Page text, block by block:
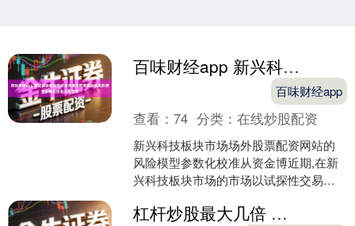
百味财经app 新兴科技板块市场场外股票配资网站的风险模型参数化校准从资金博
百味财经app
查看：74 分类：在线炒股配资
新兴科技板块市场场外股票配资网站的
风险模型参数化校准从资金博近期,在新
兴科技板块市场的市场以试探性交易为
题再度升温。线上....
杠杆炒股最大几倍 在情绪修复但趋势尚未确立的阶段背景下,偏好高确定性逻辑的防守